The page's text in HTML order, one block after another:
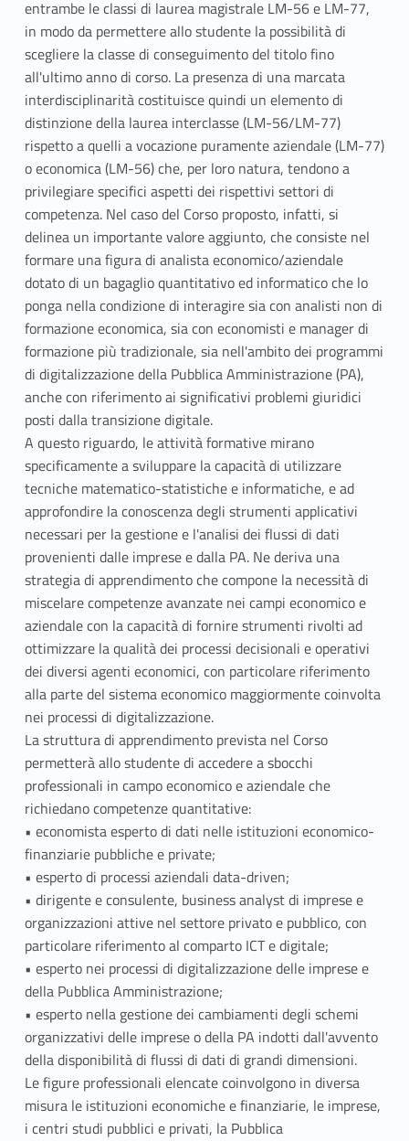
entrambe le classi di laurea magistrale LM-56 e LM-77,
in modo da permettere allo studente la possibilità di
scegliere la classe di conseguimento del titolo fino
all'ultimo anno di corso. La presenza di una marcata
interdisciplinarità costituisce quindi un elemento di
distinzione della laurea interclasse (LM-56/LM-77)
rispetto a quelli a vocazione puramente aziendale (LM-77)
o economica (LM-56) che, per loro natura, tendono a
privilegiare specifici aspetti dei rispettivi settori di
competenza. Nel caso del Corso proposto, infatti, si
delinea un importante valore aggiunto, che consiste nel
formare una figura di analista economico/aziendale
dotato di un bagaglio quantitativo ed informatico che lo
ponga nella condizione di interagire sia con analisti non di
formazione economica, sia con economisti e manager di
formazione più tradizionale, sia nell'ambito dei programmi
di digitalizzazione della Pubblica Amministrazione (PA),
anche con riferimento ai significativi problemi giuridici
posti dalla transizione digitale.
A questo riguardo, le attività formative mirano
specificamente a sviluppare la capacità di utilizzare
tecniche matematico-statistiche e informatiche, e ad
approfondire la conoscenza degli strumenti applicativi
necessari per la gestione e l'analisi dei flussi di dati
provenienti dalle imprese e dalla PA. Ne deriva una
strategia di apprendimento che compone la necessità di
miscelare competenze avanzate nei campi economico e
aziendale con la capacità di fornire strumenti rivolti ad
ottimizzare la qualità dei processi decisionali e operativi
dei diversi agenti economici, con particolare riferimento
alla parte del sistema economico maggiormente coinvolta
nei processi di digitalizzazione.
La struttura di apprendimento prevista nel Corso
permetterà allo studente di accedere a sbocchi
professionali in campo economico e aziendale che
richiedano competenze quantitative:
• economista esperto di dati nelle istituzioni economico-
finanziarie pubbliche e private;
• esperto di processi aziendali data-driven;
• dirigente e consulente, business analyst di imprese e
organizzazioni attive nel settore privato e pubblico, con
particolare riferimento al comparto ICT e digitale;
• esperto nei processi di digitalizzazione delle imprese e
della Pubblica Amministrazione;
• esperto nella gestione dei cambiamenti degli schemi
organizzativi delle imprese o della PA indotti dall'avvento
della disponibilità di flussi di dati di grandi dimensioni.
Le figure professionali elencate coinvolgono in diversa
misura le istituzioni economiche e finanziarie, le imprese,
i centri studi pubblici e privati, la Pubblica